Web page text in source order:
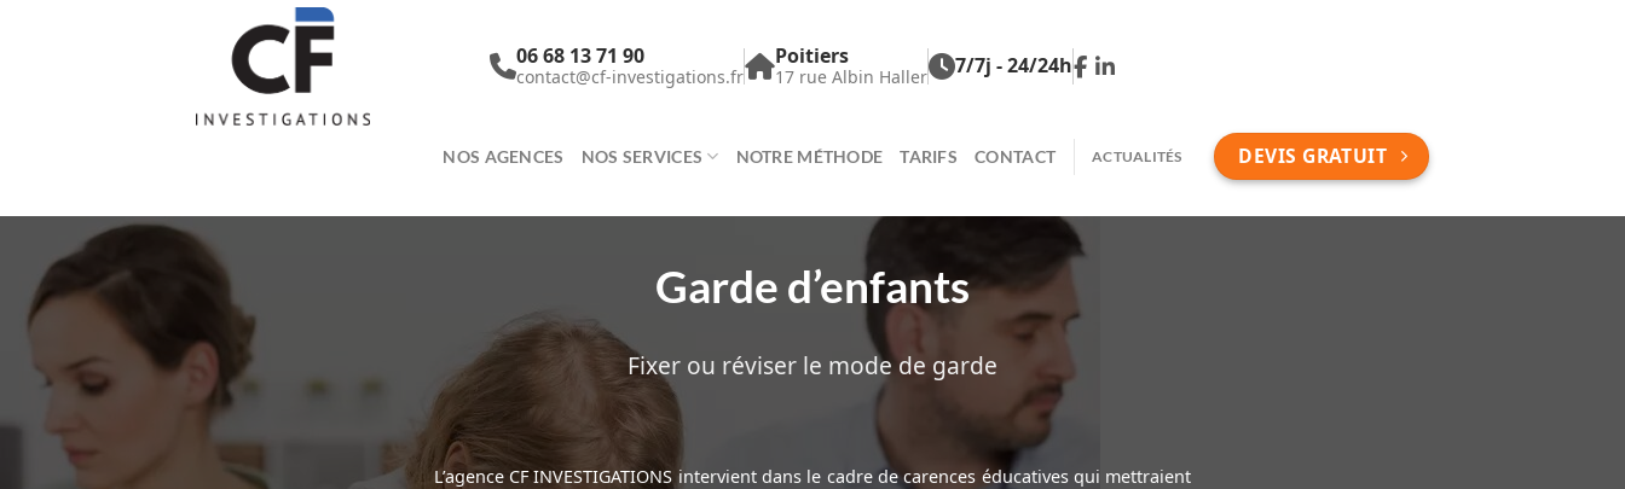
06 68 13 71 90
contact@cf-investigations.fr
Poitiers
17 rue Albin Haller 7/7j - 24/24h
NOS AGENCES NOS SERVICES NOTRE MÉTHODE TARIFS CONTACT ACTUALITÉS DEVIS GRATUIT
Garde d’enfants
Fixer ou réviser le mode de garde
L’agence CF INVESTIGATIONS intervient dans le cadre de carences éducatives qui mettraient